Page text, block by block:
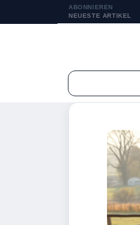
ABONNIEREN
NEUESTE ARTIKEL